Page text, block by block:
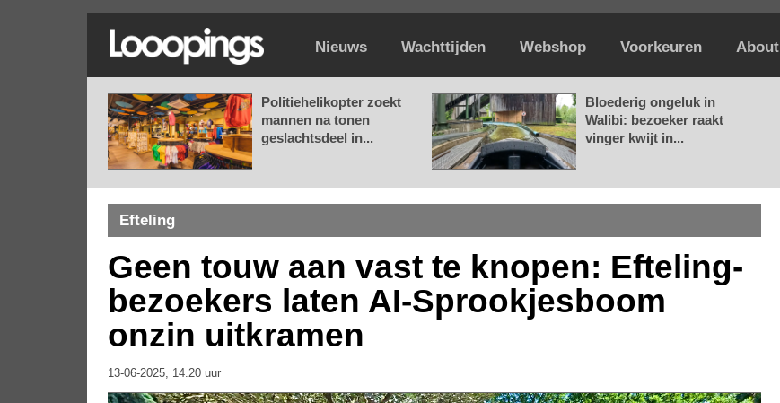
Nieuws Wachttijden Webshop Voorkeuren About
Politiehelikopter zoekt
mannen na tonen
geslachtsdeel in...
Bloederig ongeluk in
Walibi: bezoeker raakt
vinger kwijt in...
Efteling
Geen touw aan vast te knopen: Efteling-
bezoekers laten AI-Sprookjesboom
onzin uitkramen
13-06-2025, 14.20 uur